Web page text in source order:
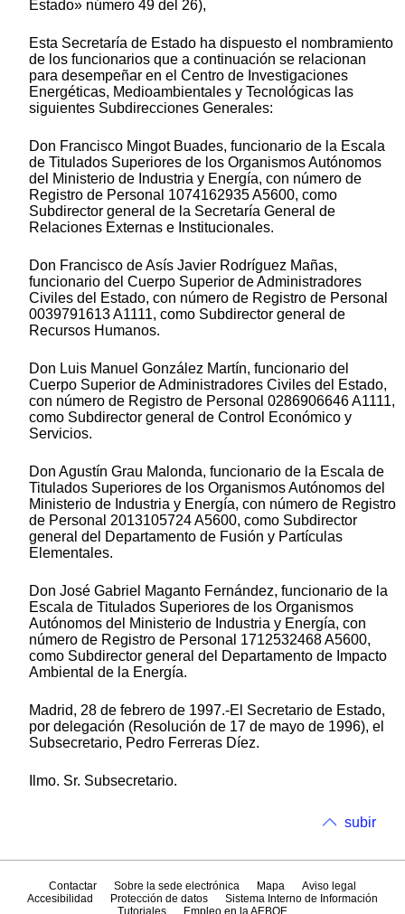
Estado» número 49 del 26),
Esta Secretaría de Estado ha dispuesto el nombramiento
de los funcionarios que a continuación se relacionan
para desempeñar en el Centro de Investigaciones
Energéticas, Medioambientales y Tecnológicas las
siguientes Subdirecciones Generales:
Don Francisco Mingot Buades, funcionario de la Escala
de Titulados Superiores de los Organismos Autónomos
del Ministerio de Industria y Energía, con número de
Registro de Personal 1074162935 A5600, como
Subdirector general de la Secretaría General de
Relaciones Externas e Institucionales.
Don Francisco de Asís Javier Rodríguez Mañas,
funcionario del Cuerpo Superior de Administradores
Civiles del Estado, con número de Registro de Personal
0039791613 A1111, como Subdirector general de
Recursos Humanos.
Don Luis Manuel González Martín, funcionario del
Cuerpo Superior de Administradores Civiles del Estado,
con número de Registro de Personal 0286906646 A1111,
como Subdirector general de Control Económico y
Servicios.
Don Agustín Grau Malonda, funcionario de la Escala de
Titulados Superiores de los Organismos Autónomos del
Ministerio de Industria y Energía, con número de Registro
de Personal 2013105724 A5600, como Subdirector
general del Departamento de Fusión y Partículas
Elementales.
Don José Gabriel Maganto Fernández, funcionario de la
Escala de Titulados Superiores de los Organismos
Autónomos del Ministerio de Industria y Energía, con
número de Registro de Personal 1712532468 A5600,
como Subdirector general del Departamento de Impacto
Ambiental de la Energía.
Madrid, 28 de febrero de 1997.-El Secretario de Estado,
por delegación (Resolución de 17 de mayo de 1996), el
Subsecretario, Pedro Ferreras Díez.
Ilmo. Sr. Subsecretario.
subir
Contactar Sobre la sede electrónica Mapa
Aviso legal
Accesibilidad
Protección de datos
Sistema Interno de Información